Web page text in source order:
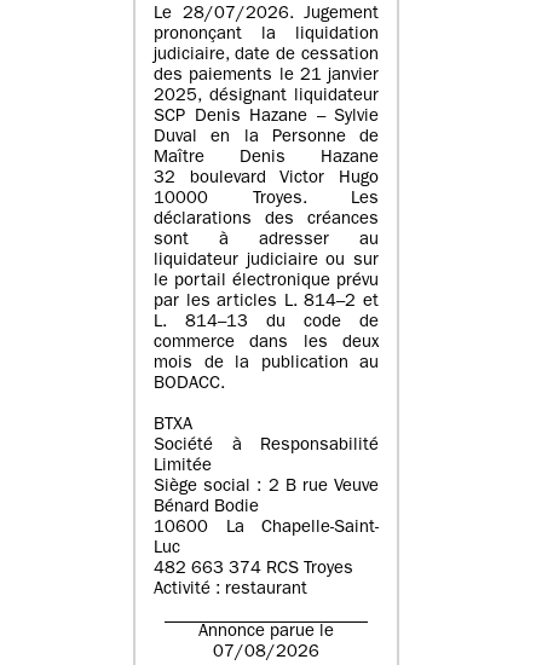
Le 28/07/2026. Jugement
prononçant la liquidation
judiciaire, date de cessation
des paiements le 21 janvier
2025, désignant liquidateur
SCP Denis Hazane – Sylvie
Duval en la Personne de
Maître Denis Hazane
32 boulevard Victor Hugo
10000 Troyes. Les
déclarations des créances
sont à adresser au
liquidateur judiciaire ou sur
le portail électronique prévu
par les articles L. 814–2 et
L. 814–13 du code de
commerce dans les deux
mois de la publication au
BODACC.
BTXA
Société à Responsabilité
Limitée
Siège social : 2 B rue Veuve
Bénard Bodie
10600 La Chapelle-Saint-
Luc
482 663 374 RCS Troyes
Activité : restaurant
Annonce parue le
07/08/2026